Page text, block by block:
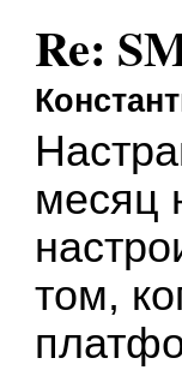
Re:
месяц
том,